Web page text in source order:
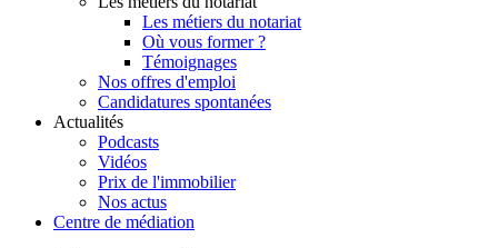
Les métiers du notariat
Où vous former ?
Témoignages
Nos offres d'emploi
Candidatures spontanées
Actualités
Podcasts
Vidéos
Prix de l'immobilier
Nos actus
Centre de médiation